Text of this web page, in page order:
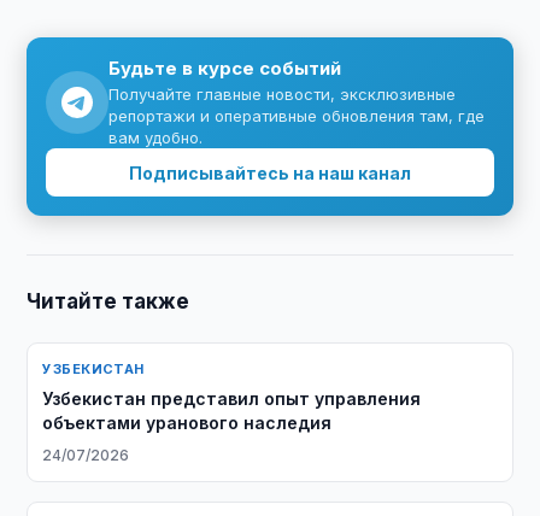
Будьте в курсе событий
Получайте главные новости, эксклюзивные
репортажи и оперативные обновления там, где
вам удобно.
Подписывайтесь на наш канал
Читайте также
УЗБЕКИСТАН
Узбекистан представил опыт управления
объектами уранового наследия
24/07/2026